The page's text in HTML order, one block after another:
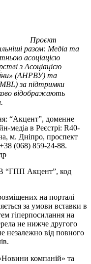
Проєкт
разом: Медіа та
асоціацією
з Асоціацією
(АНРВУ) та
за підтримки
відображають
“Акцент”, доменне
медіа в Реєстрі: R40-
м. Дніпро, проспект
(068) 859-24-88.
“ГПП Акцент”, код
на порталі
за умови вставки в
гіперпосилання на
не нижче другого
незалежно від повного
компаній» та